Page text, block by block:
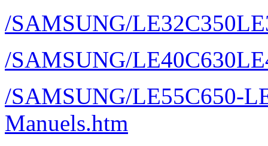
/SAMSUNG/
/SAMSUNG/
/SAMSUNG/LE55C650-
Manuels.htm